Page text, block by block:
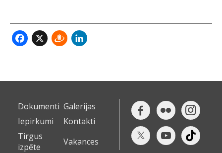
Facebook
X Draugiem
Dokumenti Galerijas
Iepirkumi
Kontakti
Tirgus
izpēte
Vakances